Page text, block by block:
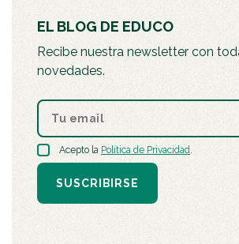
EL BLOG DE EDUCO
Recibe nuestra newsletter con
novedades.
Acepto la Política de Privacidad.
SUSCRIBIRSE